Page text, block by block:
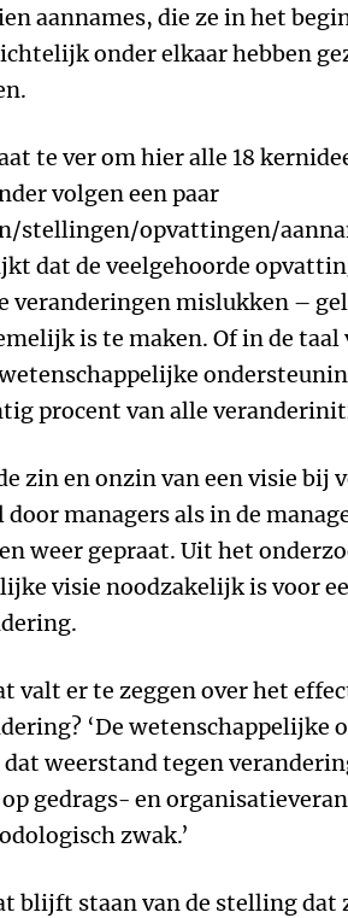
aannames, die ze in het
onder elkaar hebben
te ver om hier alle 18
volgen een paar
stellingen/opvattingen/
dat de veelgehoorde
veranderingen mislukken –
is te maken. Of in de taal
procent van alle
zin en onzin van een visie bij
door managers als in de
weer gepraat. Uit het
visie noodzakelijk is voor
valt er te zeggen over het
‘De wetenschappelijke
weerstand tegen
gedrags- en
zwak.’
blijft staan van de stelling dat